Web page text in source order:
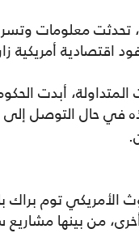
معلومات
اقتصادية أمريكية
أبدت
في حال التوصل إلى
الأمريكي توم براك
من بينها